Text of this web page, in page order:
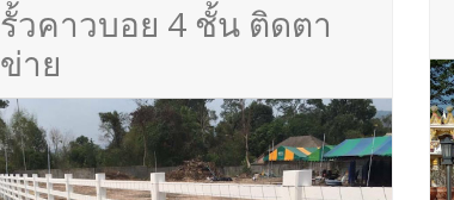
รั้วคาวบอย 4 ชั้น ติดตา
ข่าย